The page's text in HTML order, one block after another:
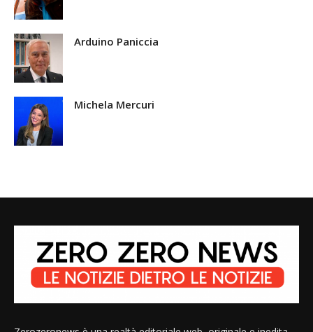
Arduino Paniccia
Michela Mercuri